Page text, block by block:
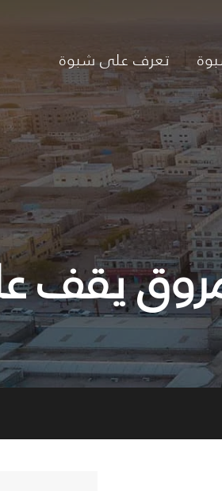
تعرف على شبوة
لمروق